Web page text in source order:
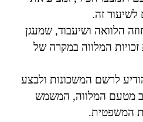
זה.
הלוואה ושיעבוד, שמעגן
המלווה במקרה של
לרשם המשכונות ולבצע
מטעם המלווה, המשמש
המשפטית.